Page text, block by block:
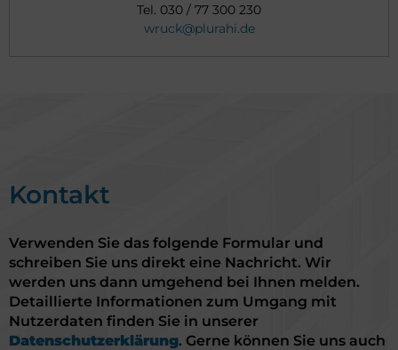
Tel. 030 / 77 300 230
wruck@plurahi.de
Kontakt
Verwenden Sie das folgende Formular und
schreiben Sie uns direkt eine Nachricht. Wir
werden uns dann umgehend bei Ihnen melden.
Detaillierte Informationen zum Umgang mit
Nutzerdaten finden Sie in unserer
Datenschutzerklärung. Gerne können Sie uns auch